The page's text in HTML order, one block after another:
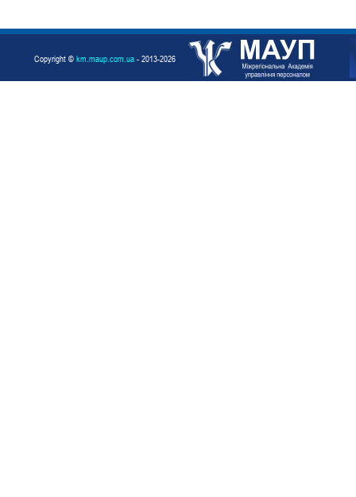
Copyright © km.maup.com.ua - 2013-2026